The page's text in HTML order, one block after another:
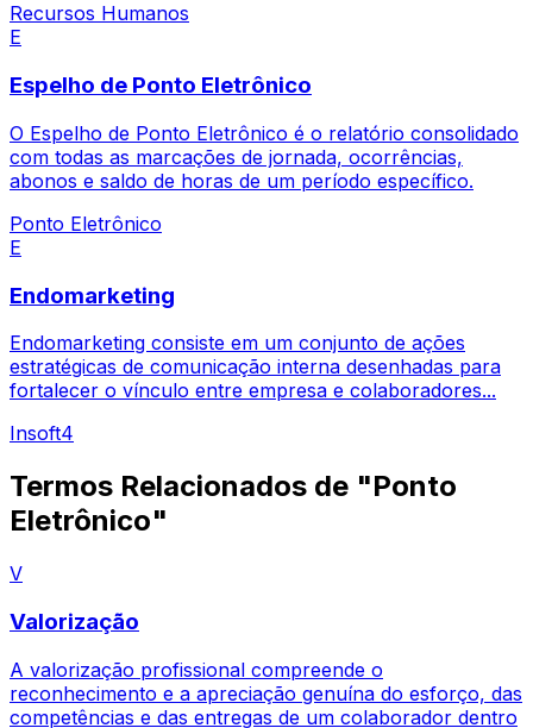
Recursos Humanos
E
Espelho de Ponto Eletrônico
O Espelho de Ponto Eletrônico é o relatório consolidado
com todas as marcações de jornada, ocorrências,
abonos e saldo de horas de um período específico.
Ponto Eletrônico
E
Endomarketing
Endomarketing consiste em um conjunto de ações
estratégicas de comunicação interna desenhadas para
fortalecer o vínculo entre empresa e colaboradores...
Insoft4
Termos Relacionados de "Ponto
Eletrônico"
V
Valorização
A valorização profissional compreende o
reconhecimento e a apreciação genuína do esforço, das
competências e das entregas de um colaborador dentro